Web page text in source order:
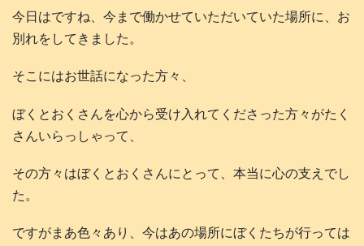
今日はですね、今まで働かせていただいていた場所に、お
別れをしてきました。
そこにはお世話になった方々、
ぼくとおくさんを心から受け入れてくださった方々がたく
さんいらっしゃって、
その方々はぼくとおくさんにとって、本当に心の支えでし
た。
ですがまあ色々あり、今はあの場所にぼくたちが行っては